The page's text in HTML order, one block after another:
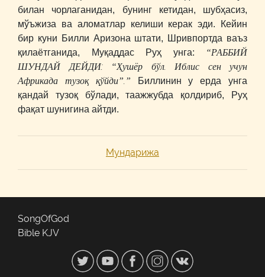
билан чорлаганидан, бунинг кетидан, шубҳасиз,
мўъжиза ва аломатлар келиши керак эди. Кейин
бир куни Билли Аризона штати, Шривпортда ваъз
қилаётганида, Муқаддас Руҳ унга:
“РАББИЙ
ШУНДАЙ ДЕЙДИ: “Ҳушёр бўл. Иблис сен учун
Африкада тузоқ қўйди”.”
Биллинин у ерда унга
қандай тузоқ бўлади, таажжубда қолдириб, Руҳ
фақат шунигина айтди.
Мундарижа
SongOfGod
Bible KJV